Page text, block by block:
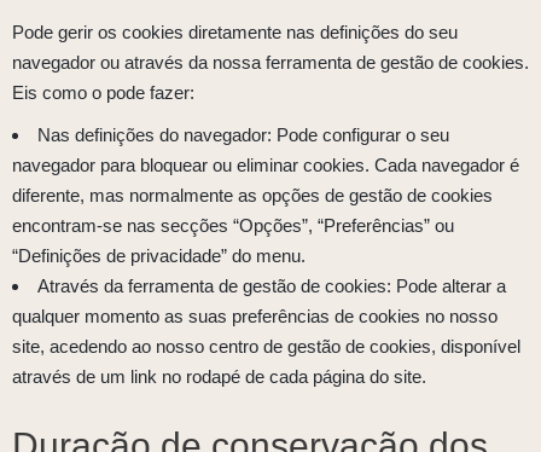
Pode gerir os cookies diretamente nas definições do seu
navegador ou através da nossa ferramenta de gestão de cookies.
Eis como o pode fazer:
Nas definições do navegador: Pode configurar o seu
navegador para bloquear ou eliminar cookies. Cada navegador é
diferente, mas normalmente as opções de gestão de cookies
encontram-se nas secções “Opções”, “Preferências” ou
“Definições de privacidade” do menu.
Através da ferramenta de gestão de cookies: Pode alterar a
qualquer momento as suas preferências de cookies no nosso
site, acedendo ao nosso centro de gestão de cookies, disponível
através de um link no rodapé de cada página do site.